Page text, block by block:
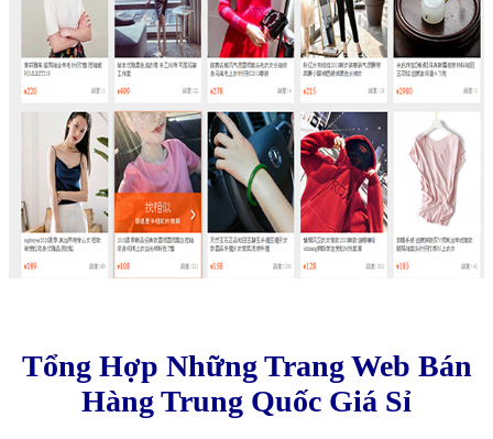
Tổng Hợp Những Trang Web Bán
Hàng Trung Quốc Giá Sỉ